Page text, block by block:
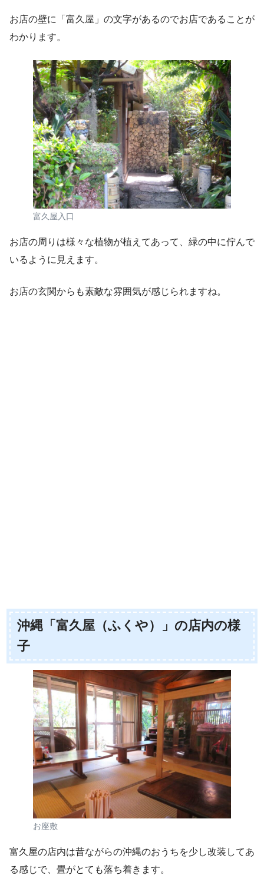
お店の壁に「富久屋」の文字があるのでお店であることが
わかります。
富久屋入口
お店の周りは様々な植物が植えてあって、緑の中に佇んで
いるように見えます。
お店の玄関からも素敵な雰囲気が感じられますね。
沖縄「富久屋（ふくや）」の店内の様
子
お座敷
富久屋の店内は昔ながらの沖縄のおうちを少し改装してあ
る感じで、畳がとても落ち着きます。